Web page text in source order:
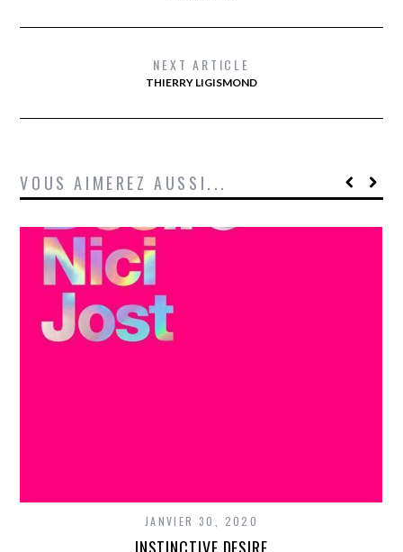
NEXT ARTICLE
THIERRY LIGISMOND
VOUS AIMEREZ AUSSI...
JANVIER 30, 2020